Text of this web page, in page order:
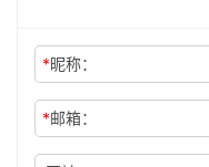
*昵称：
*邮箱：